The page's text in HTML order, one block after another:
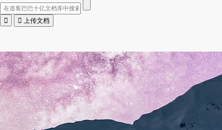
  上传文档